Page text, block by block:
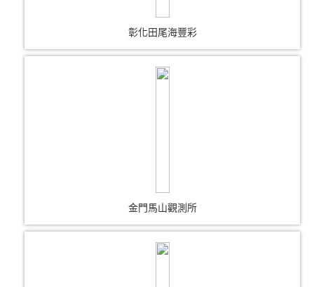
彰化田尾海豐彩
金門馬山觀測所